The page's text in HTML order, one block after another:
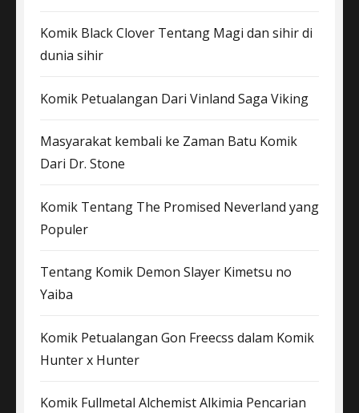
Komik Black Clover Tentang Magi dan sihir di
dunia sihir
Komik Petualangan Dari Vinland Saga Viking
Masyarakat kembali ke Zaman Batu Komik
Dari Dr. Stone
Komik Tentang The Promised Neverland yang
Populer
Tentang Komik Demon Slayer Kimetsu no
Yaiba
Komik Petualangan Gon Freecss dalam Komik
Hunter x Hunter
Komik Fullmetal Alchemist Alkimia Pencarian